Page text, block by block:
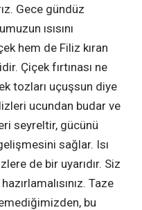
Gece gündüz
ısısını
hem de Filiz kıran
Çiçek fırtınası ne
tozları uçuşsun diye
ucundan budar ve
seyreltir, gücünü
sağlar. Isı
de bir uyarıdır. Siz
Taze
bu